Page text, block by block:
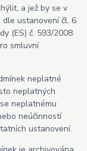
a jež by se v
ustanovení čl. 6
(ES) č. 593/2008
smluvní
neplatné
neplatných
neplatnému
neúčinností
ustanovení.